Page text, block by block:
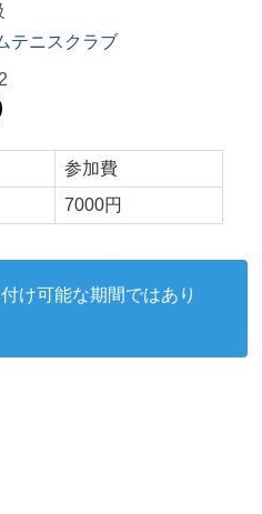
テニスクラブ
参加費
7000円
け可能な期間ではあり